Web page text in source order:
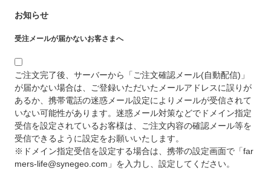
お知らせ
受注メールが届かないお客さまへ
ご注文完了後、サーバーから「ご注文確認メール(自動配信)」
が届かない場合は、ご登録いただいたメールアドレスに誤りが
あるか、携帯電話の迷惑メール設定によりメールが受信されて
いない可能性があります。迷惑メール対策などでドメイン指定
受信を設定されているお客様は、ご注文内容の確認メール等を
受信できるように設定をお願いいたします。
※ドメイン指定受信を設定する場合は、携帯の設定画面で「far
mers-life@synegeo.com」を入力し、設定してください。